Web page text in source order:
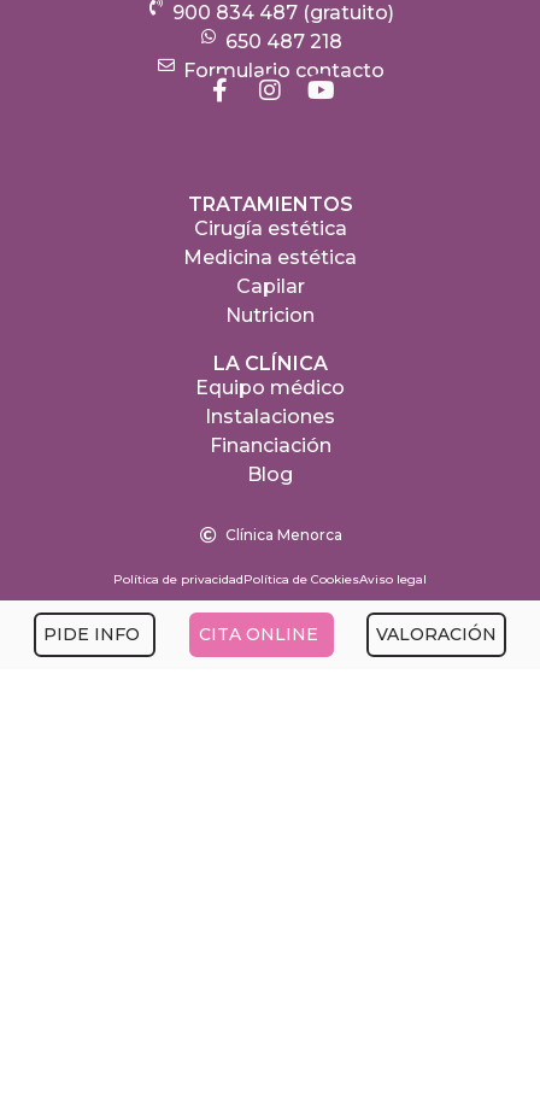
900 834 487 (gratuito)
650 487 218
Formulario contacto
TRATAMIENTOS
Cirugía estética
Medicina estética
Capilar
Nutricion
LA CLÍNICA
Equipo médico
Instalaciones
Financiación
Blog
Clínica Menorca
Política de privacidadPolítica de CookiesAviso legal
PIDE INFO CITA ONLINE VALORACIÓN